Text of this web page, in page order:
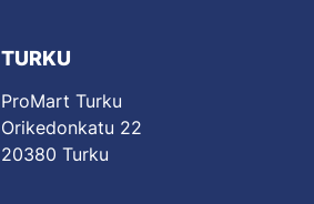
TURKU
ProMart Turku
Orikedonkatu 22
20380 Turku